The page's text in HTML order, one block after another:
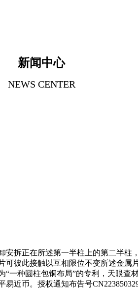
新闻中心
NEWS CENTER
正在所述第一半柱上的第二半柱
彼此接触以互相限位不变所述金
一种圆柱包铜布局”的专利，天眼
近币。授权通知布告号